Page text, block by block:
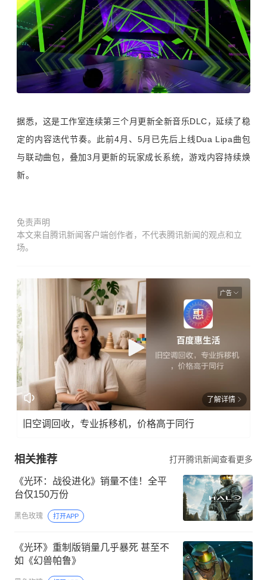
据悉，这是工作室连续第三个月更新全新音乐DLC，延续了稳
定的内容迭代节奏。此前4月、5月已先后上线Dua Lipa曲包
与联动曲包，叠加3月更新的玩家成长系统，游戏内容持续焕
新。
免责声明
本文来自腾讯新闻客户端创作者，不代表腾讯新闻的观点和立
场。
广告
了解详情
旧空调回收，专业拆移机，价格高于同行
相关推荐 打开腾讯新闻查看更多
《光环：战役进化》销量不佳！全平
台仅150万份
黑色玫瑰 打开APP
《光环》重制版销量几乎暴死 甚至不
如《幻兽帕鲁》